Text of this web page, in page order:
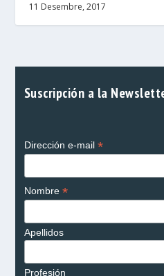
11 Desembre, 2017
Suscripción a la
Dirección e-mail *
Nombre *
Apellidos
Profesión